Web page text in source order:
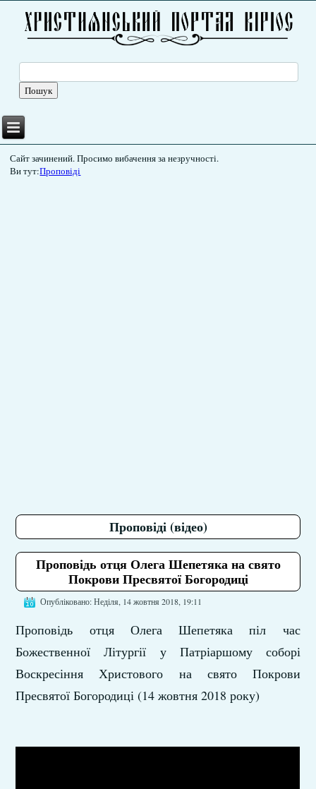
Сайт зачинений. Просимо вибачення за незручності.
Ви тут:Проповіді
Проповіді (відео)
Проповідь отця Олега Шепетяка на свято
Покрови Пресвятої Богородиці
Опубліковано: Неділя, 14 жовтня 2018, 19:11
Проповідь отця Олега Шепетяка піл час
Божественної Літургії у Патріаршому соборі
Воскресіння Христового на свято Покрови
Пресвятої Богородиці (14 жовтня 2018 року)